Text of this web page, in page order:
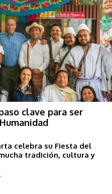
clave para ser
celebra su Fiesta del
tradición, cultura y